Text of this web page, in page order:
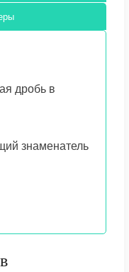
дробь в
знаменатель